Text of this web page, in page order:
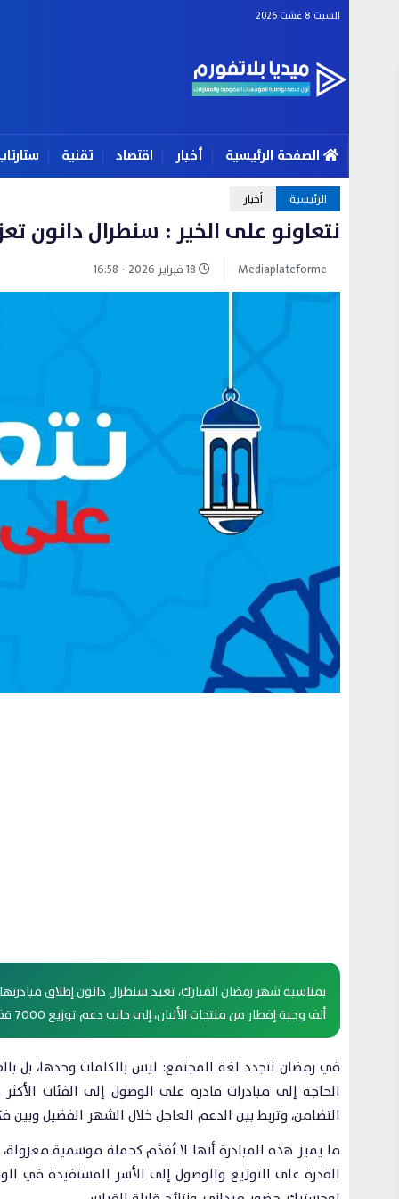
السبت 8 غشت 2026
الصفحة الرئيسية أخبار اقتصاد تقنية
الرئيسية أخبار
نتعاونو على الخير : سنطرال دانون
Mediaplateforme
ألف وجبة إفطار من منتجات الألبان، إلى جانب دعم توزيع 7000 قفة غذائية لفائدة الأسر الأكثر هشاشة.
في رمضان تتجدد لغة المجتمع: ليس بالكلمات وحدها، بل
الحاجة إلى مبادرات قادرة على الوصول إلى الفئات
التضامن، وتربط بين الدعم العاجل خلال الشهر الفضيل وبين
ما يميز هذه المبادرة أنها لا تُقدَّم كحملة موسمية
القدرة على التوزيع والوصول إلى الأسر المستفيدة في